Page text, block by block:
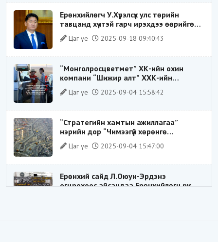
Ерөнхийлөгч У.Хүрэлсүх улс төрийн
тавцанд хүчтэй гарч ирэхдээ өөрийгөө
шударга ёсны төлөө тэмцэгч, “хуучин
тогтолцооны хонгилыг нураагч” гэсэн
Цаг үе 2025-09-18 09:40:43
“Монголросцветмет” ХК-ийн охин
компани “Шижир алт” ХХК-ийн
Гүйцэтгэх захирлаар ажиллаж байсан
О.Баттөмөрт холбогдох хэрэг хаашаа
Цаг үе 2025-09-04 15:58:42
“Стратегийн хамтын ажиллагаа”
нэрийн дор “Чимээгүй хөрөнгө
хуримтлал”
Цаг үе 2025-09-04 15:47:00
Ерөнхий сайд Л.Оюун-Эрдэнэ
огцрохоос айсандаа Ерөнхийлөгч рүү